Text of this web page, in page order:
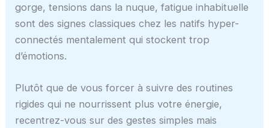
gorge, tensions dans la nuque, fatigue inhabituelle
sont des signes classiques chez les natifs hyper-
connectés mentalement qui stockent trop
d’émotions.
Plutôt que de vous forcer à suivre des routines
rigides qui ne nourrissent plus votre énergie,
recentrez-vous sur des gestes simples mais